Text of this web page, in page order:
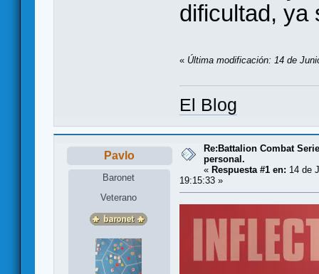
dificultad, ya
« Última modificación: 14 de
El Blog
Pavlo
Baronet
Veterano
Re:Battalion Combat
personal.
« Respuesta #1 en: 14 de
19:15:33 »